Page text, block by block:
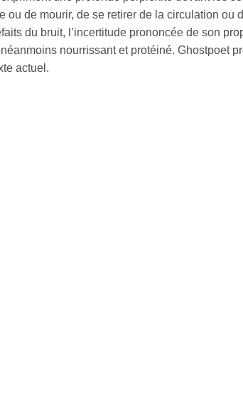
ou de mourir, de se retirer de la circulation ou
du bruit, l’incertitude prononcée de son
nourrissant et protéiné. Ghostpoet
actuel.